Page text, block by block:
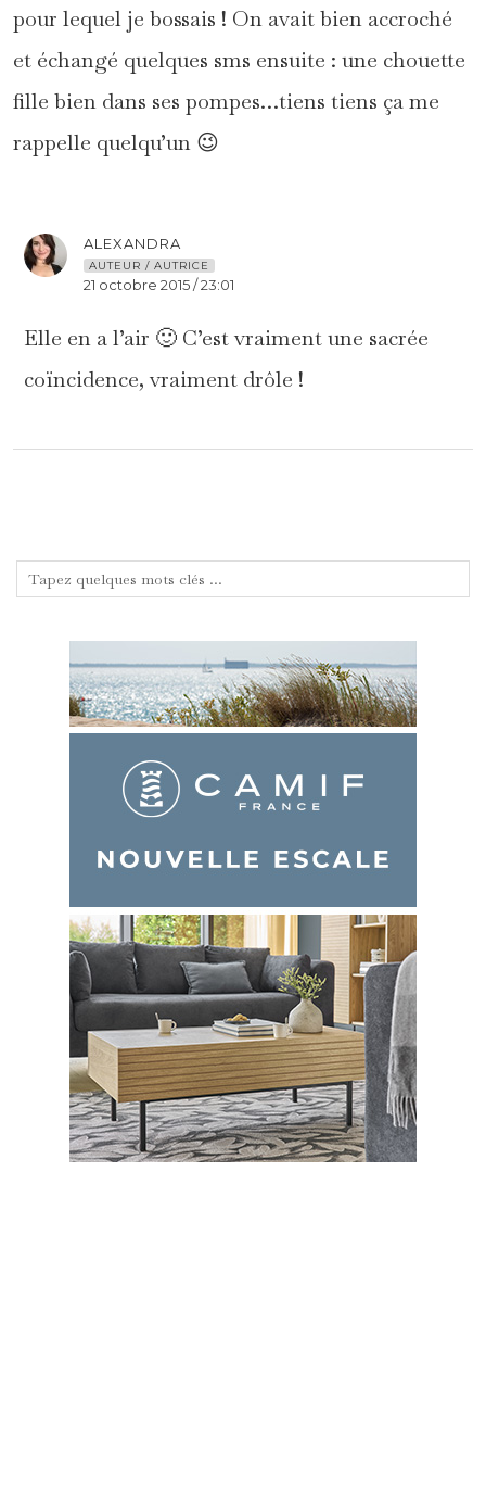
pour lequel je bossais ! On avait bien accroché
et échangé quelques sms ensuite : une chouette
fille bien dans ses pompes…tiens tiens ça me
rappelle quelqu’un 😉
ALEXANDRA
AUTEUR / AUTRICE
21 octobre 2015 / 23:01
Elle en a l’air 🙂 C’est vraiment une sacrée
coïncidence, vraiment drôle !